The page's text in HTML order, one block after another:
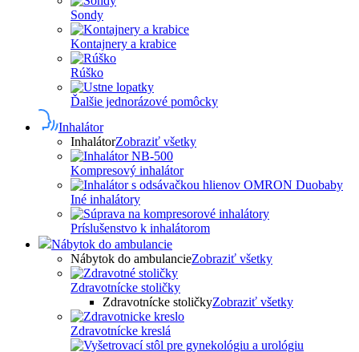
Sondy
Kontajnery a krabice
Rúško
Ďalšie jednorázové pomôcky
Inhalátor
InhalátorZobraziť všetky
Kompresový inhalátor
Iné inhalátory
Príslušenstvo k inhalátorom
Nábytok do ambulancie
Nábytok do ambulancieZobraziť všetky
Zdravotnícke stoličky
Zdravotnícke stoličkyZobraziť všetky
Zdravotnícke kreslá